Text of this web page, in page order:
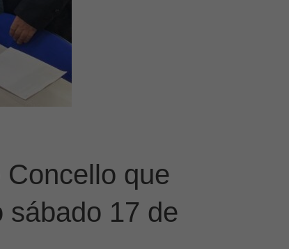
que
sábado 17 de